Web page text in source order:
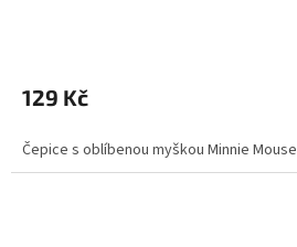
129 Kč
Čepice s oblíbenou myškou Minnie Mouse